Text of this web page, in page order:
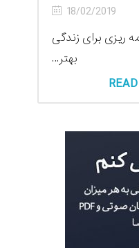
18/02/2019
ریزی برای زندگی
بهتر...